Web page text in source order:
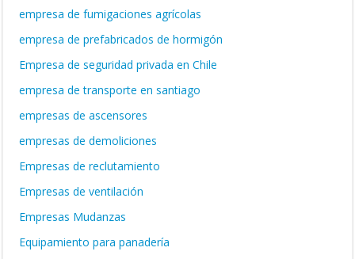
empresa de fumigaciones agrícolas
empresa de prefabricados de hormigón
Empresa de seguridad privada en Chile
empresa de transporte en santiago
empresas de ascensores
empresas de demoliciones
Empresas de reclutamiento
Empresas de ventilación
Empresas Mudanzas
Equipamiento para panadería